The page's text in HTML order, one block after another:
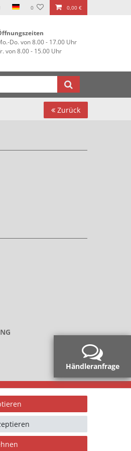
0 0,00 €
Do. von 8.00 - 17.00 Uhr
von 8.00 - 15.00 Uhr
Händleranfrage
Zurück